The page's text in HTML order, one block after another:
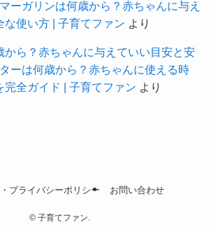
マーガリンは何歳から？赤ちゃんに与え
な使い方 | 子育てファン より
から？赤ちゃんに与えていい目安と安
ーは何歳から？赤ちゃんに使える時
完全ガイド | 子育てファン より
プライバシーポリシー お問い合わせ
©子育てファン.